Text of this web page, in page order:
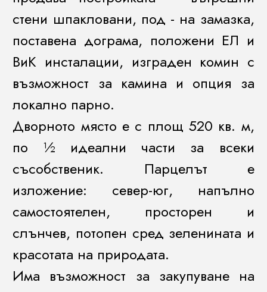
стени шпакловани, под - на замазка,
поставена дограма, положени ЕЛ и
ВиК инсталации, изграден комин с
възможност за камина и опция за
локално парно.
Дворното място е с площ 520 кв. м,
по ½ идеални части за всеки
съсобственик. Парцелът е
изложение: север-юг, напълно
самостоятелен, просторен и
слънчев, потопен сред зеленината и
красотата на природата.
Има възможност за закупуване на